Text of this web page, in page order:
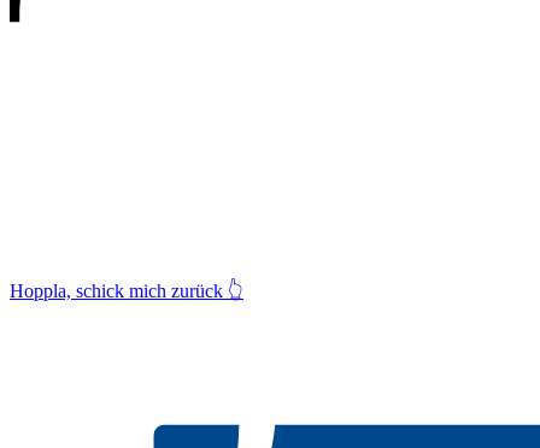
Hoppla, schick mich zurück 👆